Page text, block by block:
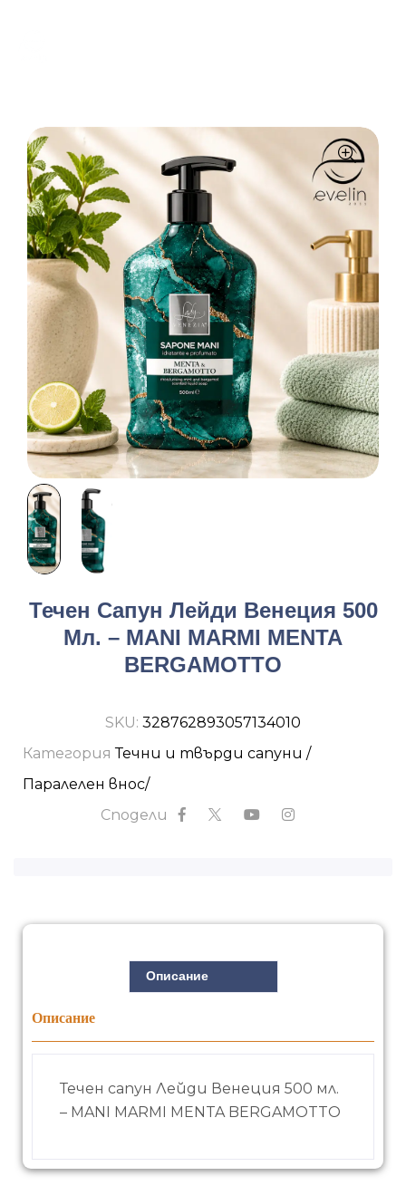
Течен Сапун Лейди Венеция 500
Мл. – MANI MARMI MENTA
BERGAMOTTO
SKU: 328762893057134010
КатегорияТечни и твърди сапуни /
Паралелен внос/
Сподели
Описание
Описание
Течен сапун Лейди Венеция 500 мл.
– MANI MARMI MENTA BERGAMOTTO